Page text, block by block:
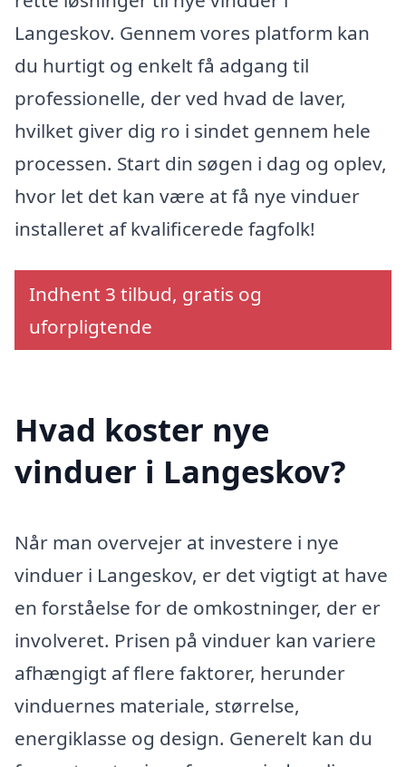
Langeskov. Gennem vores platform kan
du hurtigt og enkelt få adgang til
professionelle, der ved hvad de laver,
hvilket giver dig ro i sindet gennem hele
processen. Start din søgen i dag og oplev,
hvor let det kan være at få nye vinduer
installeret af kvalificerede fagfolk!
Indhent 3 tilbud, gratis og
uforpligtende
Hvad koster nye
vinduer i Langeskov?
Når man overvejer at investere i nye
vinduer i Langeskov, er det vigtigt at have
en forståelse for de omkostninger, der er
involveret. Prisen på vinduer kan variere
afhængigt af flere faktorer, herunder
vinduernes materiale, størrelse,
energiklasse og design. Generelt kan du